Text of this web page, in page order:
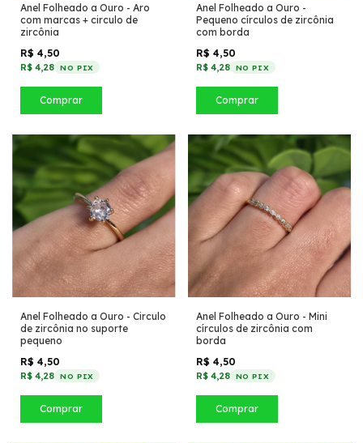
Anel Folheado a Ouro - Aro
com marcas + circulo de
zircônia
R$ 4,50
R$ 4,28 NO PIX
Comprar
Anel Folheado a Ouro -
Pequeno círculos de zircônia
com borda
R$ 4,50
R$ 4,28 NO PIX
Comprar
Anel Folheado a Ouro - Circulo
de zircônia no suporte
pequeno
R$ 4,50
R$ 4,28 NO PIX
Comprar
Anel Folheado a Ouro - Mini
círculos de zircônia com
borda
R$ 4,50
R$ 4,28 NO PIX
Comprar